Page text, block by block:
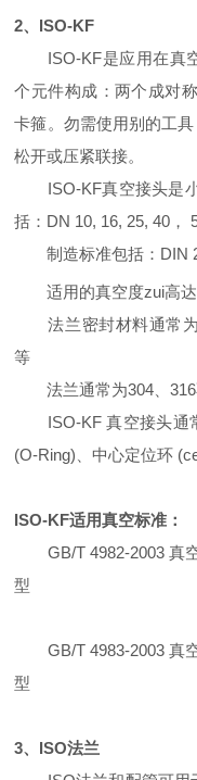
2、ISO-KF
ISO-KF是应用在真空
个元件构成：两个成对
卡箍。勿需使用别的工
松开或压紧联接。
ISO-KF真空接头是小
括：DN 10, 16, 25, 40，
制造标准包括：DIN
适用的真空度zui高
法兰密封材料通常为
等
法兰通常为304、316
ISO-KF 真空接头通常
(O-Ring)、中心定位环
ISO-KF适用真空标准：
GB/T 4982-2003 真空
型
GB/T 4983-2003 真空
型
3、ISO法兰